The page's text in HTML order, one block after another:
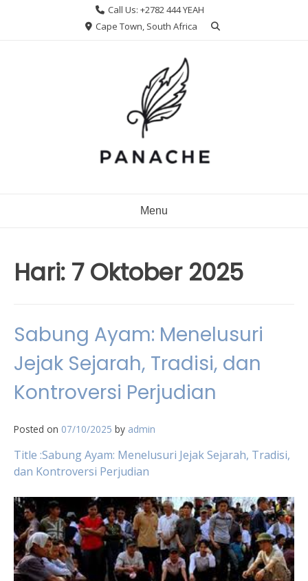
Call Us: +2782 444 YEAH
Cape Town, South Africa
Menu
Hari: 7 Oktober 2025
Sabung Ayam: Menelusuri
Jejak Sejarah, Tradisi, dan
Kontroversi Perjudian
Posted on 07/10/2025 by admin
Title :Sabung Ayam: Menelusuri Jejak Sejarah, Tradisi,
dan Kontroversi Perjudian